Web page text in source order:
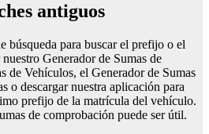
antiguos
búsqueda para buscar el prefijo o el
Generador de Sumas de
de Vehículos, el Generador de Sumas
o descargar nuestra aplicación para
prefijo de la matrícula del vehículo.
de comprobación puede ser útil.